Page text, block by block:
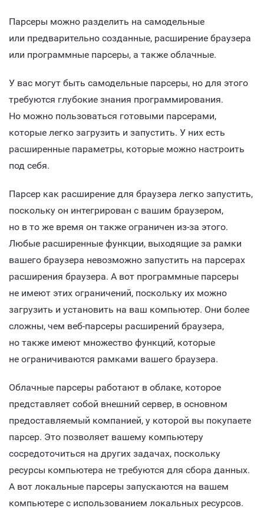
Парсеры можно разделить на самодельные
или предварительно созданные, расширение браузера
или программные парсеры, а также облачные.
У вас могут быть самодельные парсеры, но для этого
требуются глубокие знания программирования.
Но можно пользоваться готовыми парсерами,
которые легко загрузить и запустить. У них есть
расширенные параметры, которые можно настроить
под себя.
Парсер как расширение для браузера легко запустить,
поскольку он интегрирован с вашим браузером,
но в то же время он также ограничен из-за этого.
Любые расширенные функции, выходящие за рамки
вашего браузера невозможно запустить на парсерах
расширения браузера. А вот программные парсеры
не имеют этих ограничений, поскольку их можно
загрузить и установить на ваш компьютер. Они более
сложны, чем веб-парсеры расширений браузера,
но также имеют множество функций, которые
не ограничиваются рамками вашего браузера.
Облачные парсеры работают в облаке, которое
представляет собой внешний сервер, в основном
предоставляемый компанией, у которой вы покупаете
парсер. Это позволяет вашему компьютеру
сосредоточиться на других задачах, поскольку
ресурсы компьютера не требуются для сбора данных.
А вот локальные парсеры запускаются на вашем
компьютере с использованием локальных ресурсов.